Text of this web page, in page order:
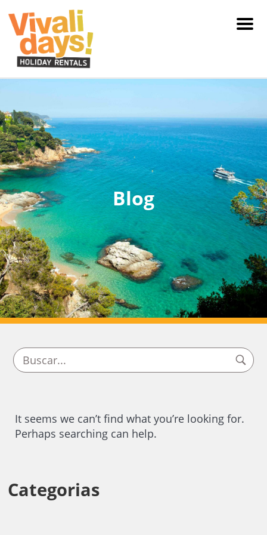
Menu
Blog
It seems we can’t find what you’re looking for.
Perhaps searching can help.
Categorias